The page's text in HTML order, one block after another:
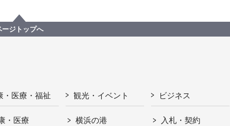
ージトップへ
・医療・福祉
・医療
観光・イベント
横浜の港
ビジネス
入札・契約